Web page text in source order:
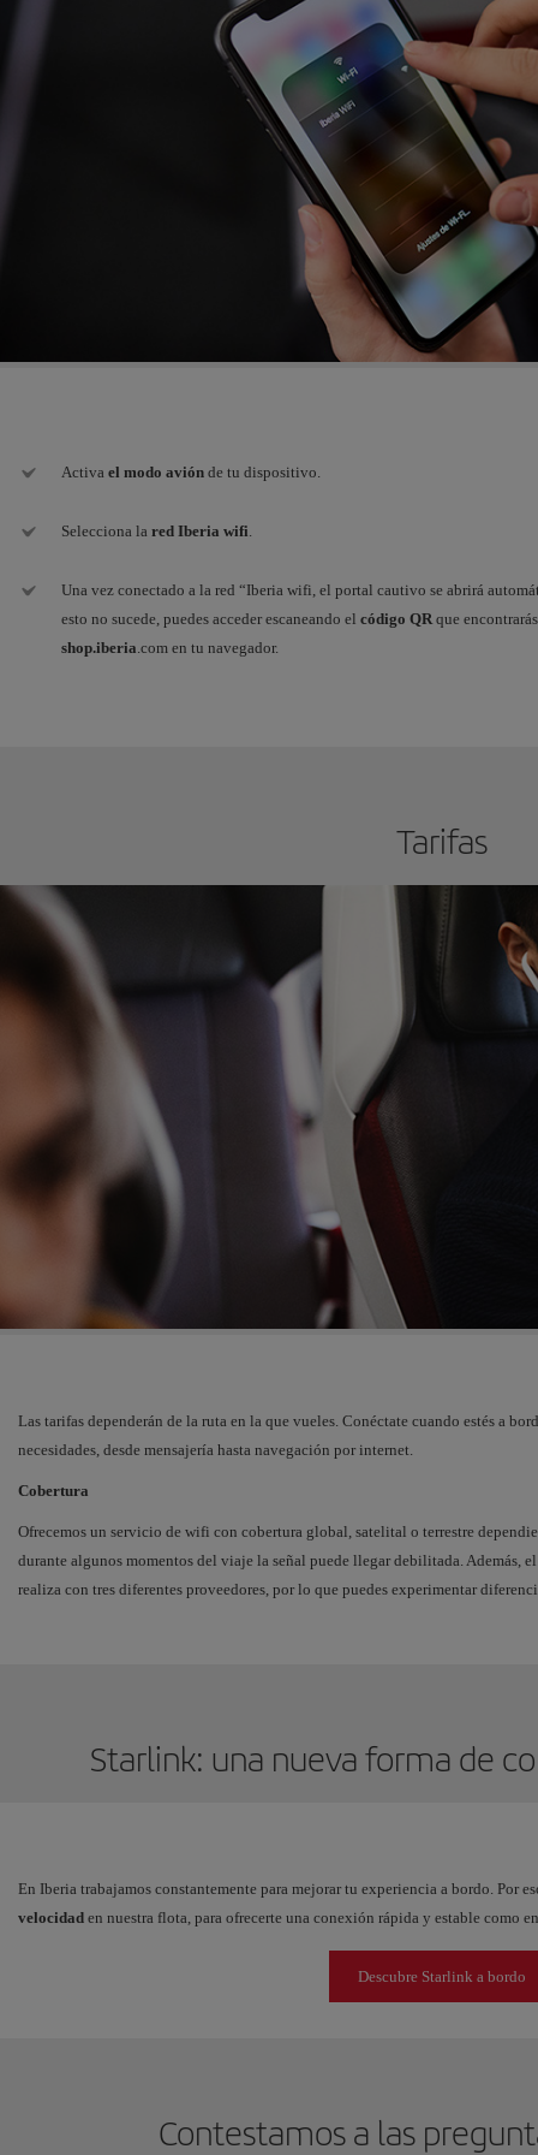
Activa el modo avión de tu dispositivo.
Selecciona la red Iberia wifi
Una vez conectado a la red “Iberia wifi, el portal cautivo se abrirá
esto no sucede, puedes acceder escaneando el código QR que
shop.iberia .com en tu navegador.
​Tarifas
Las tarifas dependerán de la ruta en la que vueles. Conéctate cuando estés a
necesidades, desde mensajería hasta navegación por internet.
Cobertura
Ofrecemos un servicio de wifi con cobertura global, satelital o terrestre
durante algunos momentos del viaje la señal puede llegar debilitada. Además,
realiza con tres diferentes proveedores, por lo que puedes experimentar
Starlink: una nueva forma de
En Iberia trabajamos constantemente para mejorar tu experiencia a bordo. Por
velocidad en nuestra flota, para ofrecerte una conexión rápida y estable como
Descubre Starlink a bordo
Contestamos a las